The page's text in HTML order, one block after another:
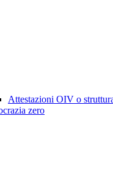
Attestazioni OIV o
zero